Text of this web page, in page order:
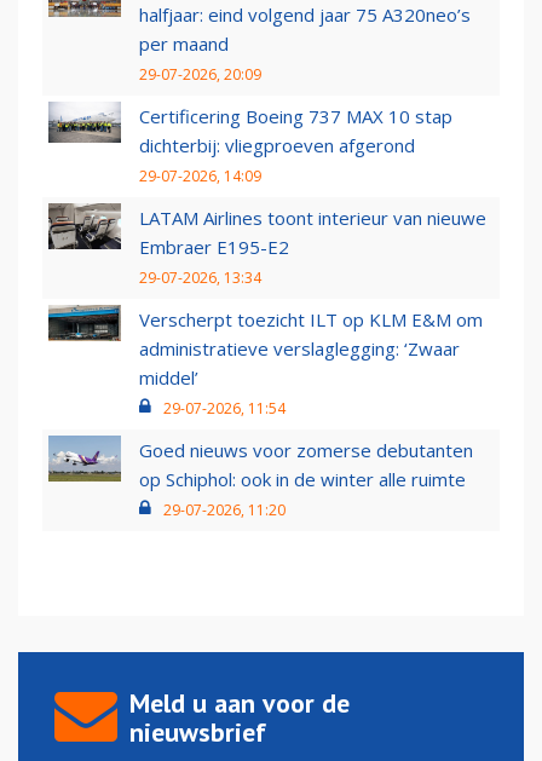
halfjaar: eind volgend jaar 75 A320neo’s
per maand
29-07-2026, 20:09
Certificering Boeing 737 MAX 10 stap
dichterbij: vliegproeven afgerond
29-07-2026, 14:09
LATAM Airlines toont interieur van nieuwe
Embraer E195-E2
29-07-2026, 13:34
Verscherpt toezicht ILT op KLM E&M om
administratieve verslaglegging: ‘Zwaar
middel’
29-07-2026, 11:54
Goed nieuws voor zomerse debutanten
op Schiphol: ook in de winter alle ruimte
29-07-2026, 11:20
Meld u aan voor de
nieuwsbrief